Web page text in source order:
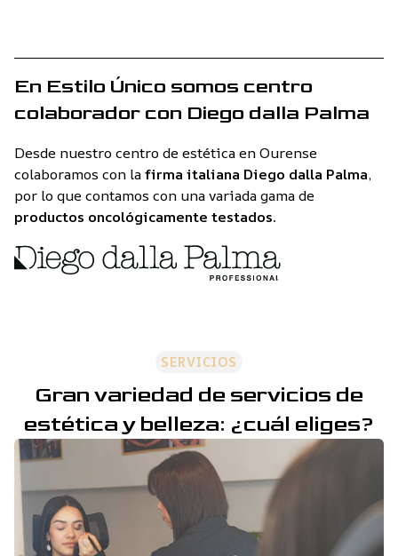
oncológica en Ourense
Nuestro objetivo es garantizar la máxima satisfacción
de las mejores calidadesy empleamos las técnicas y
tratamientos de estética más avanzados.
En Estilo Único somos centro
colaborador con Diego dalla Palma
Desde nuestro centro de estética en Ourense
colaboramos con lafirma italiana Diego dalla Palma,
por lo que contamos con una variada gama de
productos oncológicamente testados.
SERVICIOS
Gran variedad de servicios de
estética y belleza: ¿cuál eliges?